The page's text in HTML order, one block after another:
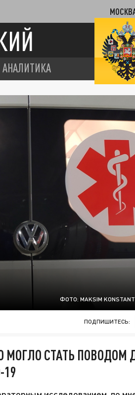
АНАЛИТИКА
ФОТО: MAKSIM
ПОДПИШИТЕСЬ:
МОГЛО СТАТЬ ПОВОДОМ